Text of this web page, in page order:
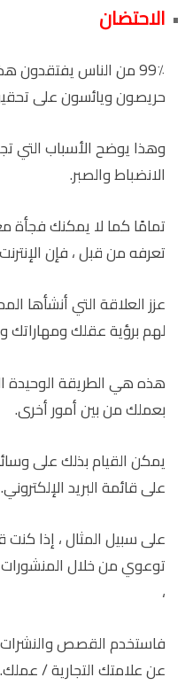
الاحتضان
99٪ من الناس يفتقدون
حريصون ويائسون على
وهذا يوضح الأسباب التي
الانضباط والصبر.
تمامًا كما لا يمكنك
تعرفه من قبل ، فإن
عزز العلاقة التي أنشأها
لهم برؤية عقلك ومهاراتك
هذه هي الطريقة الوحيدة
بعملك من بين أمور أخرى.
يمكن القيام بذلك على
على قائمة البريد الإلكتروني.
على سبيل المثال ، إذا
توعوي من خلال
،
فاستخدم القصص والنشرات
عن علامتك التجارية / عملك.